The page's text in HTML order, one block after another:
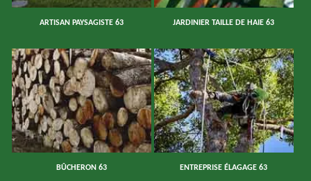
ARTISAN PAYSAGISTE 63 JARDINIER TAILLE DE HAIE 63
BÛCHERON 63 ENTREPRISE ÉLAGAGE 63